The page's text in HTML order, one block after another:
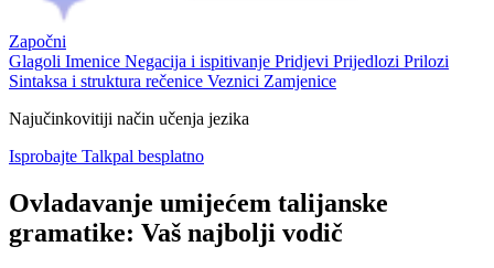
Započni
Glagoli Imenice Negacija i ispitivanje Pridjevi Prijedlozi Prilozi
Sintaksa i struktura rečenice Veznici Zamjenice
Najučinkovitiji način učenja jezika
Isprobajte Talkpal besplatno
Ovladavanje umijećem talijanske
gramatike: Vaš najbolji vodič